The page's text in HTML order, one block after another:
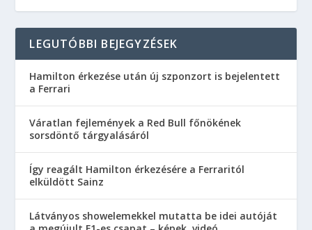
LEGUTÓBBI BEJEGYZÉSEK
Hamilton érkezése után új szponzort is bejelentett
a Ferrari
Váratlan fejlemények a Red Bull főnökének
sorsdöntő tárgyalásáról
Így reagált Hamilton érkezésére a Ferraritól
elküldött Sainz
Látványos showelemekkel mutatta be idei autóját